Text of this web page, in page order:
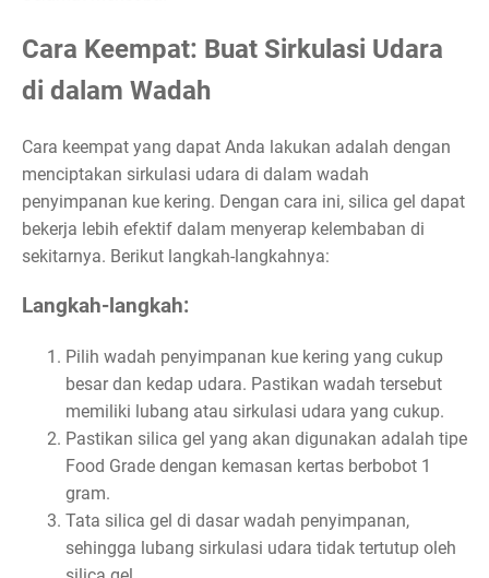
Cara Keempat: Buat Sirkulasi Udara
di dalam Wadah
Cara keempat yang dapat Anda lakukan adalah dengan
menciptakan sirkulasi udara di dalam wadah
penyimpanan kue kering. Dengan cara ini, silica gel dapat
bekerja lebih efektif dalam menyerap kelembaban di
sekitarnya. Berikut langkah-langkahnya:
Langkah-langkah:
Pilih wadah penyimpanan kue kering yang cukup
besar dan kedap udara. Pastikan wadah tersebut
memiliki lubang atau sirkulasi udara yang cukup.
Pastikan silica gel yang akan digunakan adalah tipe
Food Grade dengan kemasan kertas berbobot 1
gram.
Tata silica gel di dasar wadah penyimpanan,
sehingga lubang sirkulasi udara tidak tertutup oleh